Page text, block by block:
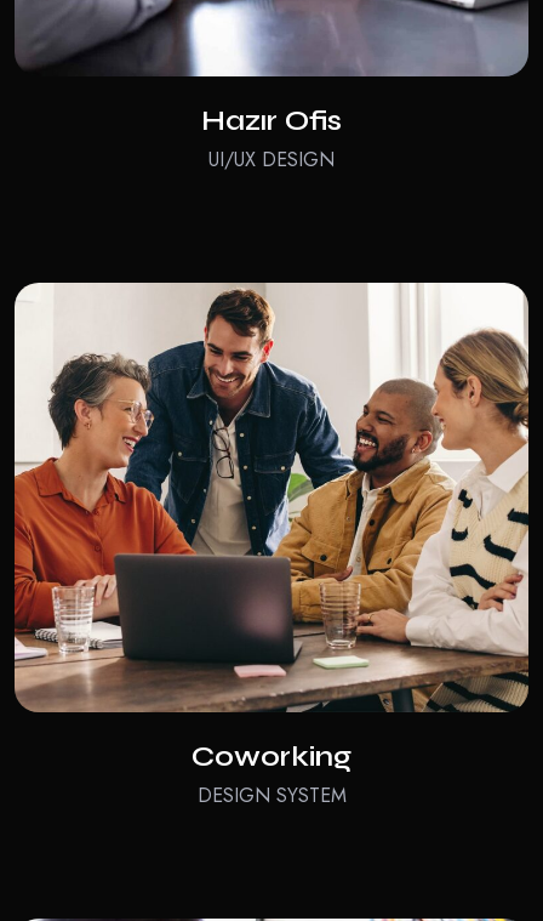
Hazır Ofis
UI/UX DESIGN
Coworking
DESIGN SYSTEM